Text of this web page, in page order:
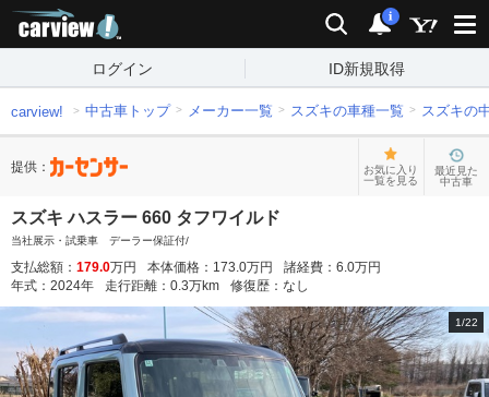
検索 通知
i
ログイン ID新規取得
carview! 中古車トップ メーカー一覧 スズキの車種一覧 スズキの
提供：
お気に入り
一覧を見る
最近見た
中古車
スズキ ハスラー 660 タフワイルド
当社展示・試乗車 デーラー保証付/
支払総額： 179.0万円 本体価格： 173.0万円 諸経費： 6.0万円
年式： 2024年 走行距離： 0.3万km 修復歴： なし
1/22